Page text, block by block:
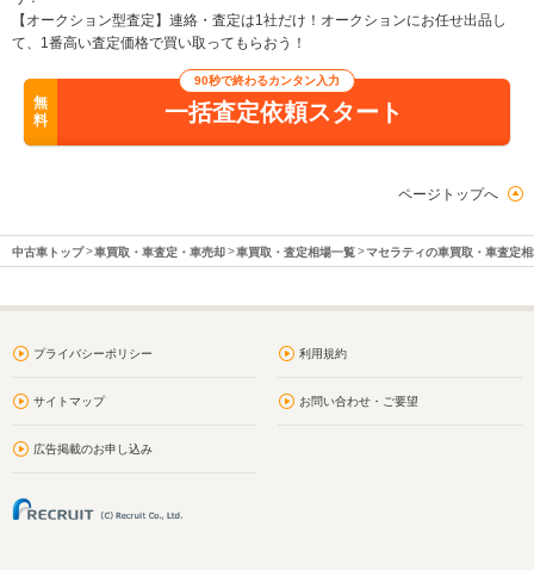
【オークション型査定】連絡・査定は1社だけ！オークションにお任せ出品し
て、1番高い査定価格で買い取ってもらおう！
無
料
90秒で終わるカンタン入力
一括査定依頼スタート
ページトップへ
中古車トップ 車買取・車査定・車売却 車買取・査定相場一覧 マセラティの車買取・車査定
プライバシーポリシー 利用規約
サイトマップ お問い合わせ・ご要望
広告掲載のお申し込み